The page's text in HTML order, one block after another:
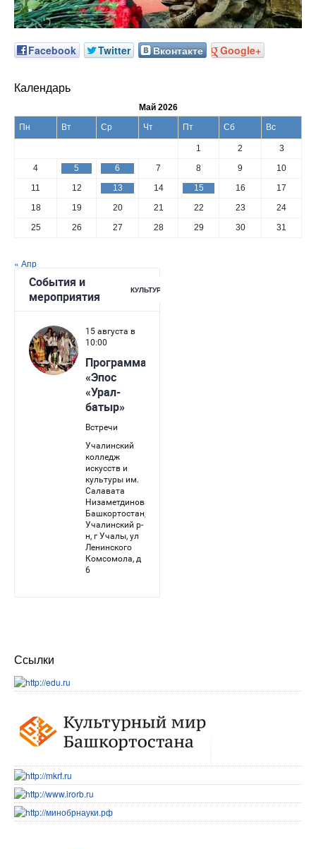
Facebook Twitter Вконтакте Google+
Календарь
Май 2026
Пн
Вт Ср Чт Пт Сб Вс
1 2
3
4
5 6 7 8 9
10
11
12 13 14 15 16
17
18
19 20 21 22 23
24
25
26 27 28 29 30 31
« Апр
Ссылки